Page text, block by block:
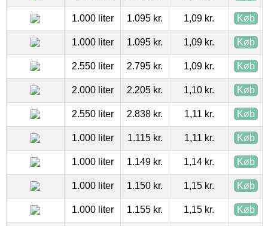
1.000 liter 1.095 kr. 1,09 kr. Køb
1.000 liter 1.095 kr. 1,09 kr. Køb
2.550 liter 2.795 kr. 1,09 kr. Køb
2.000 liter 2.205 kr. 1,10 kr. Køb
2.550 liter 2.838 kr. 1,11 kr. Køb
1.000 liter 1.115 kr. 1,11 kr. Køb
1.000 liter 1.149 kr. 1,14 kr. Køb
1.000 liter 1.150 kr. 1,15 kr. Køb
1.000 liter 1.155 kr. 1,15 kr. Køb